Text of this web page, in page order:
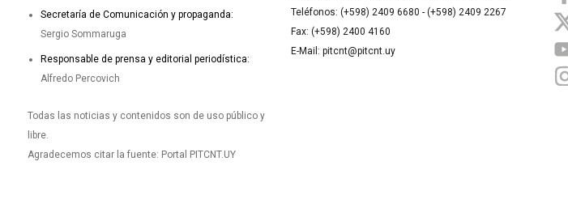
Secretaría de Comunicación y propaganda:
Sergio Sommaruga
Responsable de prensa y editorial periodística:
Alfredo Percovich
Todas las noticias y contenidos son de uso público y
libre.
Agradecemos citar la fuente: Portal PITCNT.UY
Teléfonos: (+598) 2409 6680 - (+598) 2409 2267
Fax: (+598) 2400 4160
E-Mail: pitcnt@pitcnt.uy